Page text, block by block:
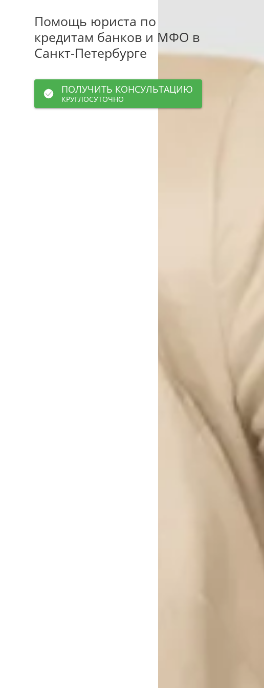
Помощь юриста по
кредитам банков и МФО в
Санкт-Петербурге
ПОЛУЧИТЬ КОНСУЛЬТАЦИЮ
КРУГЛОСУТОЧНО